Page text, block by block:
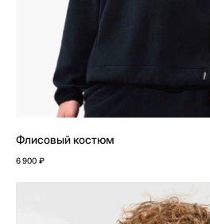
Флисовый костюм
6 900 ₽